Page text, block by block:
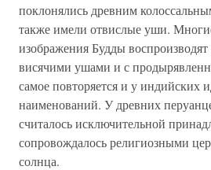
поклонялись древним
также имели отвислые уши.
изображения Будды
висячими ушами и с
самое повторяется и у индийских
наименований. У древних
считалось исключительной
сопровождалось религиозными
солнца.